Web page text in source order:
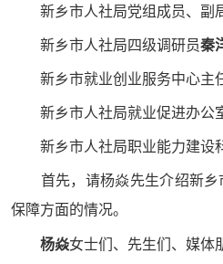
新乡市人社局党组成员、副
新乡市人社局四级调研员秦
新乡市就业创业服务中心主
新乡市人社局就业促进办公
新乡市人社局职业能力建设
首先，请杨焱先生介绍新乡
保障方面的情况。
杨焱女士们、先生们、媒体